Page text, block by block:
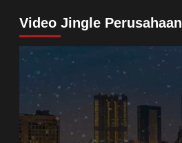
Video Jingle Perusahaan
Video
Player